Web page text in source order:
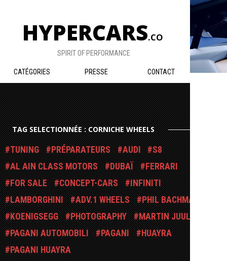
HYPERCARS.CO
SPIRIT OF PERFORMANCE
CATÉGORIES PRESSE CONTACT
TAG SELECTIONNÉE : CORNICHE WHEELS
TUNING PRÉPARATEURS AUDI
S8
AL AIN CLASS MOTORS
DUBAÏ
FERRARI
FOR SALE
CONCEPT-CARS
INFINITI
LAMBORGHINI
ADV.1 WHEELS
PHIL BACHMAN
KOENIGSEGG
PHOTOGRAPHY
MARTIN JUUL
PAGANI AUTOMOBILI
PAGANI
HUAYRA
PAGANI HUAYRA